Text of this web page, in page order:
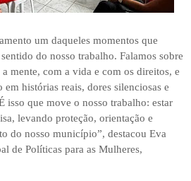
um daqueles momentos que
do nosso trabalho. Falamos sobre
mente, com a vida e com os direitos, e
histórias reais, dores silenciosas e
isso que move o nosso trabalho: estar
levando proteção, orientação e
do nosso município”, destacou Eva
de Políticas para as Mulheres,